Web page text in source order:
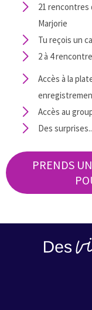
21 rencontres
Marjorie
Tu reçois un
2 à 4
Accès à la
Accès au
Des
PRENDS